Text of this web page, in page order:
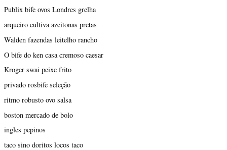
Publix bife ovos Londres grelha
arqueiro cultiva azeitonas pretas
Walden fazendas leitelho rancho
O bife do ken casa cremoso caesar
Kroger swai peixe frito
privado rosbife seleção
ritmo robusto ovo salsa
boston mercado de bolo
ingles pepinos
taco sino doritos locos taco